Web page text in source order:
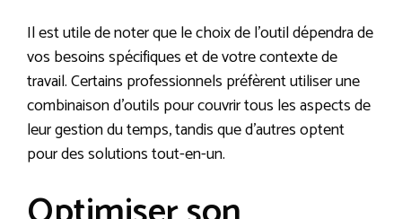
Il est utile de noter que le choix de l’outil dépendra de
vos besoins spécifiques et de votre contexte de
travail. Certains professionnels préfèrent utiliser une
combinaison d’outils pour couvrir tous les aspects de
leur gestion du temps, tandis que d’autres optent
pour des solutions tout-en-un.